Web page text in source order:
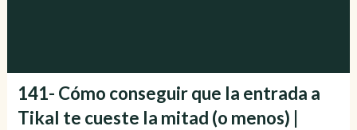
141- Cómo conseguir que la entrada a
Tikal te cueste la mitad (o menos) |